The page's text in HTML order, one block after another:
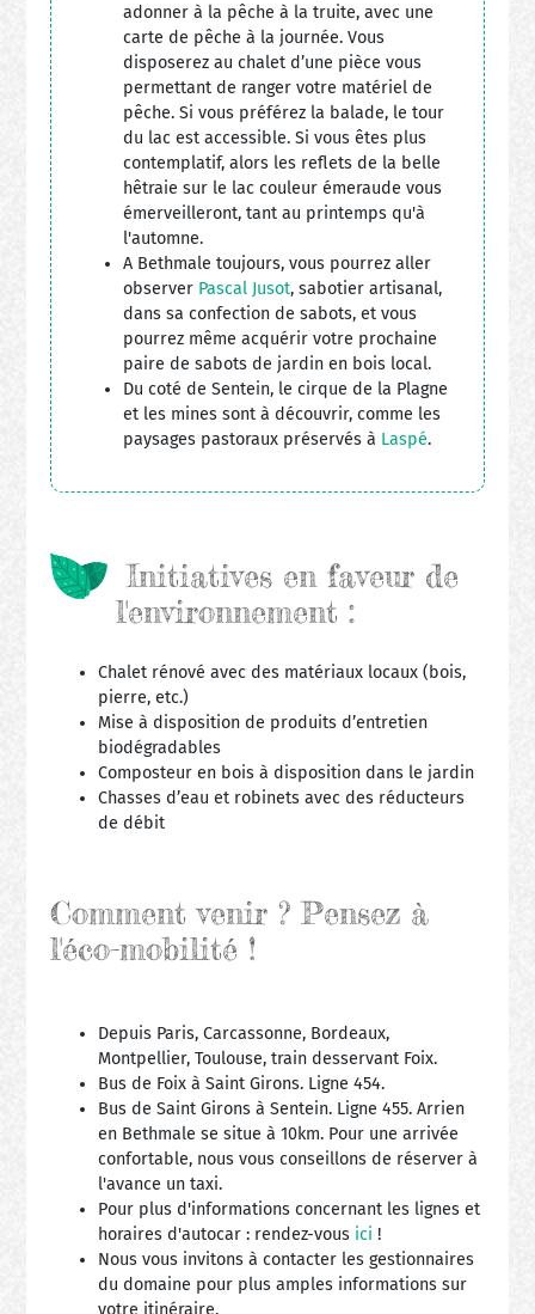
adonner à la pêche à la truite, avec une
carte de pêche à la journée. Vous
disposerez au chalet d’une pièce vous
permettant de ranger votre matériel de
pêche. Si vous préférez la balade, le tour
du lac est accessible. Si vous êtes plus
contemplatif, alors les reflets de la belle
hêtraie sur le lac couleur émeraude vous
émerveilleront, tant au printemps qu'à
l'automne.
A Bethmale toujours, vous pourrez aller
observer Pascal Jusot, sabotier artisanal,
dans sa confection de sabots, et vous
pourrez même acquérir votre prochaine
paire de sabots de jardin en bois local.
Du coté de Sentein, le cirque de la Plagne
et les mines sont à découvrir, comme les
paysages pastoraux préservés à Laspé.
Initiatives en faveur de
l'environnement :
Chalet rénové avec des matériaux locaux (bois,
pierre, etc.)
Mise à disposition de produits d’entretien
biodégradables
Composteur en bois à disposition dans le jardin
Chasses d’eau et robinets avec des réducteurs
de débit
Comment venir ? Pensez à
l'éco-mobilité !
Depuis Paris, Carcassonne, Bordeaux,
Montpellier, Toulouse, train desservant Foix.
Bus de Foix à Saint Girons. Ligne 454.
Bus de Saint Girons à Sentein. Ligne 455. Arrien
en Bethmale se situe à 10km. Pour une arrivée
confortable, nous vous conseillons de réserver à
l'avance un taxi.
Pour plus d'informations concernant les lignes et
horaires d'autocar : rendez-vous ici!
Nous vous invitons à contacter les gestionnaires
du domaine pour plus amples informations sur